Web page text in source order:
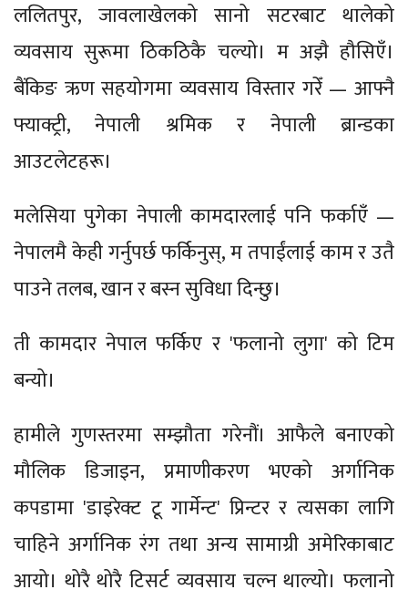
ललितपुर, जावलाखेलको सानो सटरबाट थालेको
व्यवसाय सुरूमा ठिकठिकै चल्यो। म अझै हौसिएँ।
बैंकिङ ऋण सहयोगमा व्यवसाय विस्तार गरेँ — आफ्नै
फ्याक्ट्री, नेपाली श्रमिक र नेपाली ब्रान्डका
आउटलेटहरू।
मलेसिया पुगेका नेपाली कामदारलाई पनि फर्काएँ —
नेपालमै केही गर्नुपर्छ फर्किनुस्, म तपाईंलाई काम र उतै
पाउने तलब, खान र बस्न सुविधा दिन्छु।
ती कामदार नेपाल फर्किए र 'फलानो लुगा' को टिम
बन्यो।
हामीले गुणस्तरमा सम्झौता गरेनौं। आफैले बनाएको
मौलिक डिजाइन, प्रमाणीकरण भएको अर्गानिक
कपडामा 'डाइरेक्ट टू गार्मेन्ट' प्रिन्टर र त्यसका लागि
चाहिने अर्गानिक रंग तथा अन्य सामाग्री अमेरिकाबाट
आयो। थोरै थोरै टिसर्ट व्यवसाय चल्न थाल्यो। फलानो